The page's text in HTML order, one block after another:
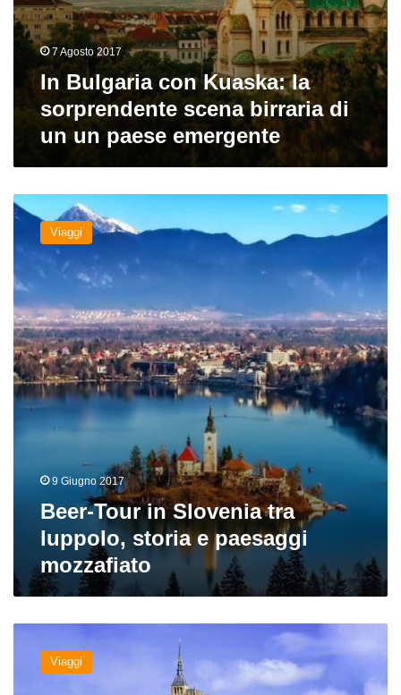
7 Agosto 2017
In Bulgaria con Kuaska: la
sorprendente scena birraria di
un un paese emergente
Beer-
Tour
Slovenia
tra
storia
e
paesaggi
mozzafiato
Viaggi
9 Giugno 2017
Beer-Tour in Slovenia tra
luppolo, storia e paesaggi
mozzafiato
Bretagna
Viaggi